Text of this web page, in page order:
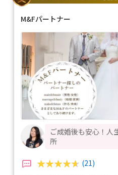
M&Fパートナー
ご成婚後も安心！人
所
(21)